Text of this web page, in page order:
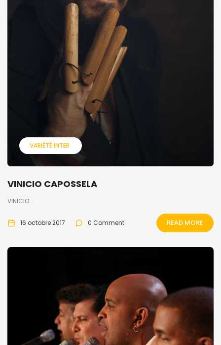
VARIÉTÉ INTER.
VINICIO CAPOSSELA
VINICIO...
16 octobre 2017 0 Comment READ MORE